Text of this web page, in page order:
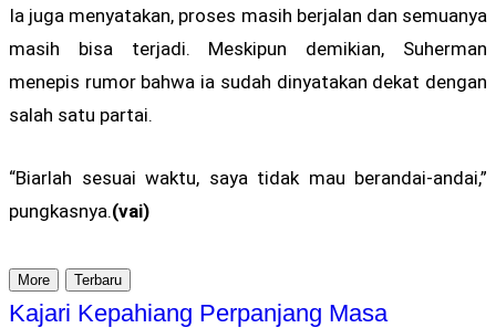
Ia juga menyatakan, proses masih berjalan dan semuanya
masih bisa terjadi. Meskipun demikian, Suherman
menepis rumor bahwa ia sudah dinyatakan dekat dengan
salah satu partai.
“Biarlah sesuai waktu, saya tidak mau berandai-andai,”
pungkasnya.(vai)
More Terbaru
Kajari Kepahiang Perpanjang Masa